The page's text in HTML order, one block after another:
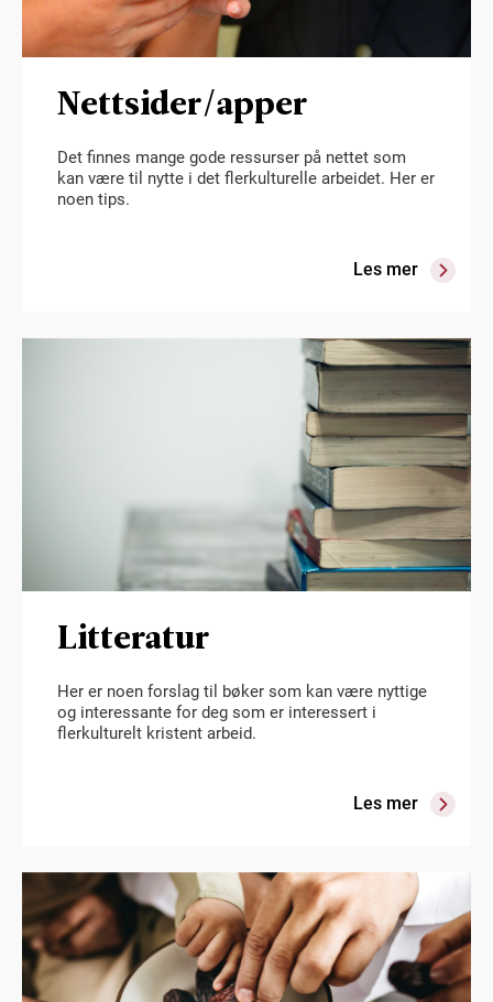
Nettsider/apper
Det finnes mange gode ressurser på nettet som
kan være til nytte i det flerkulturelle arbeidet. Her er
noen tips.
Les mer
Litteratur
Her er noen forslag til bøker som kan være nyttige
og interessante for deg som er interessert i
flerkulturelt kristent arbeid.
Les mer